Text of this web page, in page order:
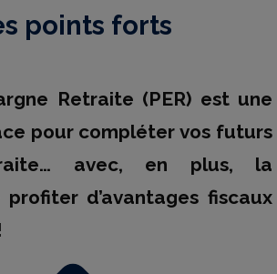
points forts
Retraite (PER) est une
pour compléter vos futurs
avec, en plus, la
d’avantages fiscaux